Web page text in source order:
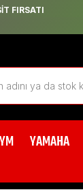
FIRSATI
YAMAHA